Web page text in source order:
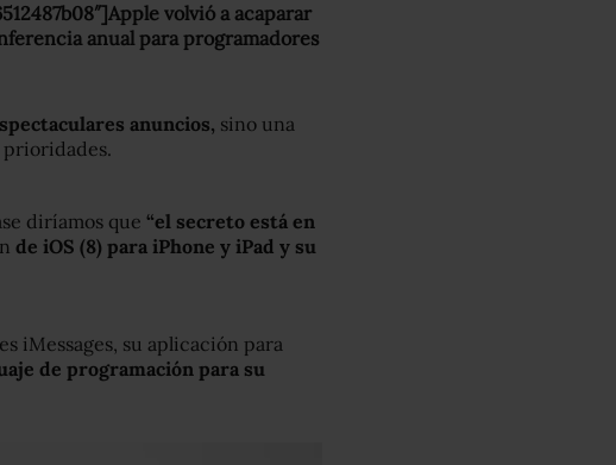
volvió a acaparar
anual para programadores
anuncios, sino una
prioridades.
diríamos que “el secreto está en
de iOS (8) para iPhone y iPad y su
iMessages, su aplicación para
de programación para su